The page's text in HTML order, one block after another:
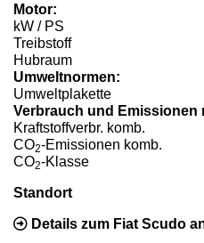
Motor:
kW / PS
Treibstoff
Hubraum
Umweltnormen:
Umweltplakette
Verbrauch und Emissionen
Kraftstoffverbr. komb.
CO2-Emissionen komb.
CO2-Klasse
Standort
Details zum Fiat Scudo